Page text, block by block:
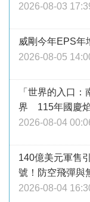
2026-08-03
威剛今年EPS年
2026-08-05
「世界的入口
界 115年國慶
2026-08-04
140億美元軍售
號！防空飛彈與
2026-08-04